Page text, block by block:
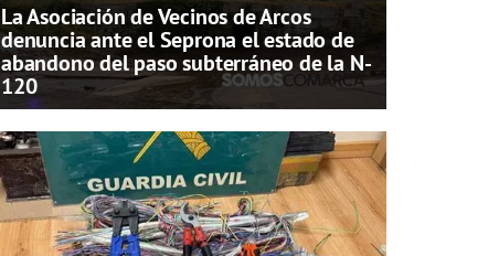
La Asociación de Vecinos de Arcos
denuncia ante el Seprona el estado de
abandono del paso subterráneo de la N-
120